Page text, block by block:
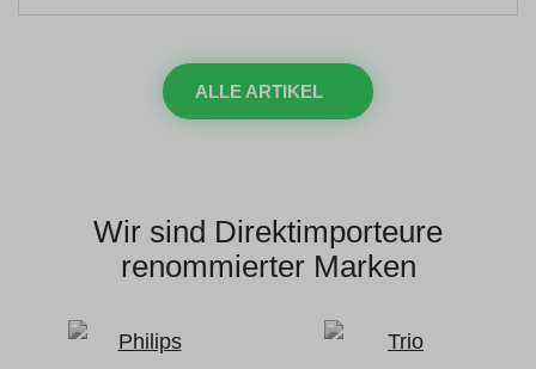
ALLE ARTIKEL
Wir sind Direktimporteure
renommierter Marken